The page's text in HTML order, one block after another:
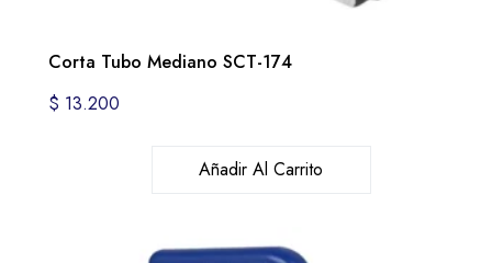
Corta Tubo Mediano SCT-174
$ 13.200
Añadir Al Carrito